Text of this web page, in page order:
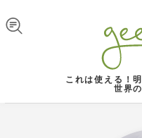
これは使える！
世界